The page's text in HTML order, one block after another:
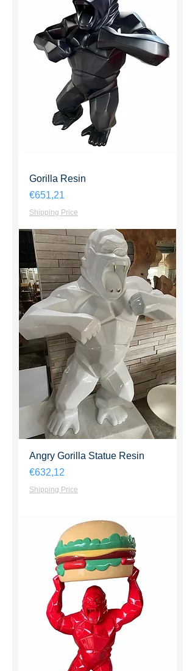
Gorilla Resin
Harga
€651,21
Shipping Price
Angry Gorilla Statue Resin
Harga
€632,12
Shipping Price